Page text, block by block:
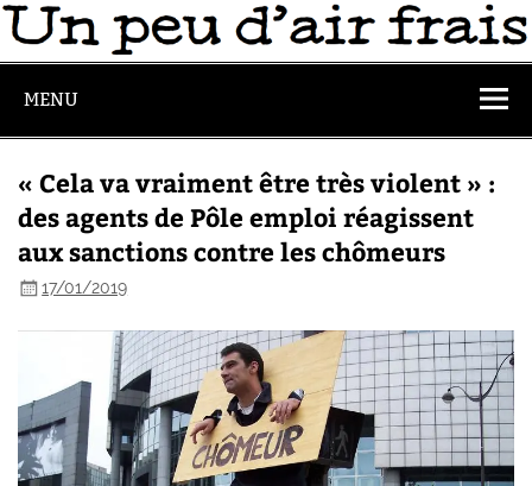
MENU
« Cela va vraiment être très violent » :
des agents de Pôle emploi réagissent
aux sanctions contre les chômeurs
17/01/2019